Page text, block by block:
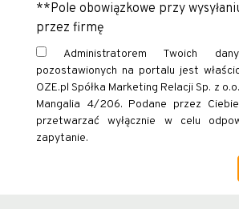
**Pole obowiązkowe przy
przez firmę
Administratorem Twoich
pozostawionych na portalu jest
OZE.pl Spółka Marketing Relacji Sp. z
Mangalia 4/206. Podane przez
przetwarzać wyłącznie w celu
zapytanie.